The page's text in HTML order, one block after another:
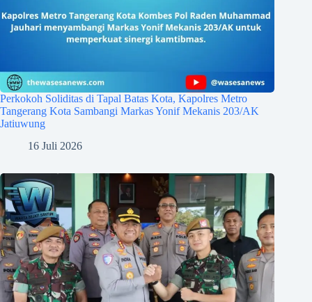
Perkokoh Soliditas di Tapal Batas Kota, Kapolres Metro
Tangerang Kota Sambangi Markas Yonif Mekanis 203/AK
Jatiuwung
16 Juli 2026